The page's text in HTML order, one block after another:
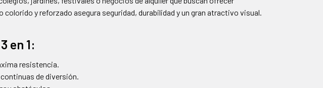
y reforzado asegura seguridad, durabilidad y un gran atractivo visual.
en 1:
resistencia.
de diversión.